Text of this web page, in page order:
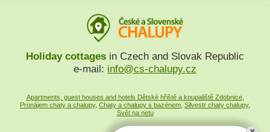
Holiday cottages in Czech and Slovak Republic
e-mail: info@cs-chalupy.cz
Apartments, guest houses and hotels Dětské hřiště a koupaliště Zdobnice,
Pronájem chaty a chalupy, Chaty a chalupy s bazénem Silvestr chaty chalupy,
Svět na netu